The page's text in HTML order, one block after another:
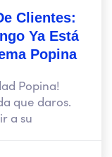
Clientes:
Ya Está
Popina
Popina!
que daros.
a su